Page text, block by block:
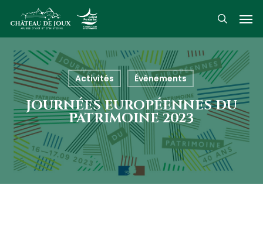
main
content
search
Activités Évènements
JOURNÉES EUROPÉENNES DU
PATRIMOINE 2023